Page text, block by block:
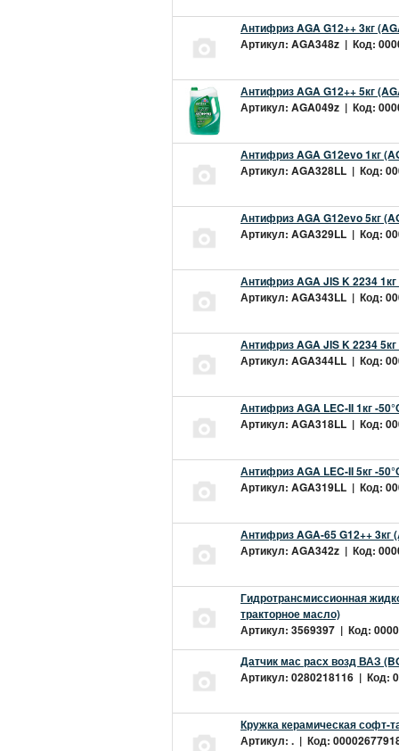
Антифриз AGA G12++ 3кг
Артикул: AGA348z | Код:
Антифриз AGA G12++ 5кг
Артикул: AGA049z | Код:
Антифриз AGA G12evo 1кг
Артикул: AGA328LL | Код:
Антифриз AGA G12evo 5кг
Артикул: AGA329LL | Код:
Антифриз AGA JIS K 2234
Артикул: AGA343LL | Код:
Антифриз AGA JIS K 2234
Артикул: AGA344LL | Код:
Антифриз AGA LEC-II 1кг -
Артикул: AGA318LL | Код:
Антифриз AGA LEC-II 5кг -
Артикул: AGA319LL | Код:
Антифриз AGA-65 G12++ 3кг
Артикул: AGA342z | Код:
Гидротрансмиссионная
тракторное масло)
Артикул: 3569397 | Код:
Датчик мас расх возд ВАЗ
Артикул: 0280218116 | Код:
Кружка керамическая софт-
Артикул: . | Код: